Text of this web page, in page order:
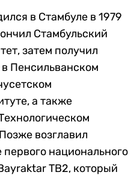
в Стамбуле в 1979
Стамбульский
затем получил
Пенсильванском
а также
возглавил
национального
TB2, который